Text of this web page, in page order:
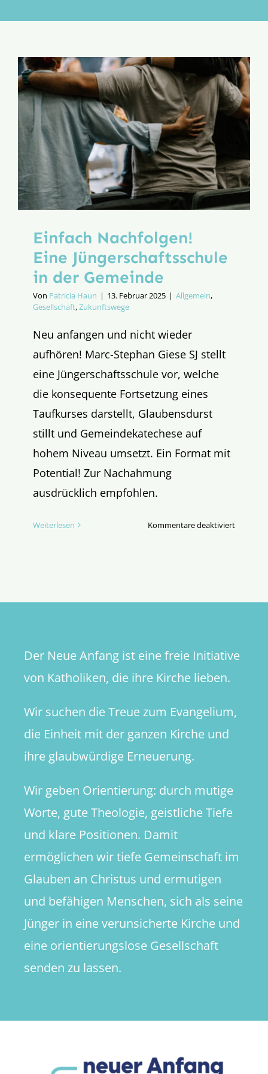
Aktion
Einfach Nachfolgen!
Eine Jüngerschafts­schule
in der Gemeinde
Von Patricia Haun | 13. Februar 2025 | Allgemein,
Gesellschaft,Zukunftswege
Neu anfangen und nicht wieder
aufhören! Marc-Stephan Giese SJ stellt
eine Jüngerschaftsschule vor, welche
die konsequente Fortsetzung eines
Taufkurses darstellt, Glaubensdurst
stillt und Gemeindekatechese auf
hohem Niveau umsetzt. Ein Format mit
Potential! Zur Nachahmung
ausdrücklich empfohlen.
Weiterlesen Kommentare deaktiviertfür
Der Neue Anfang ist eine freie Initiative
von Katholiken, die ihre Kirche lieben.
Wir suchen die Treue zum Evangelium,
die Einheit mit der ganzen Kirche und
ihre glaubwürdige Erneuerung.
Wir geben Orientierung: durch mutige
Worte, gute Theologie, geistliche Tiefe
und klare Positionen. Damit
ermöglichen wir tiefe Gemeinschaft im
Glauben an Christus und ermutigen
und befähigen Menschen, sich als seine
Jünger in eine verunsicherte Kirche und
eine orientierungslose Gesellschaft
senden zu lassen.